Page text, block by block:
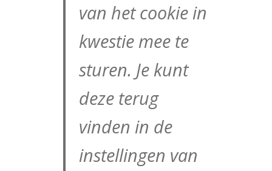
van het cookie in
kwestie mee te
sturen. Je kunt
deze terug
vinden in de
instellingen van